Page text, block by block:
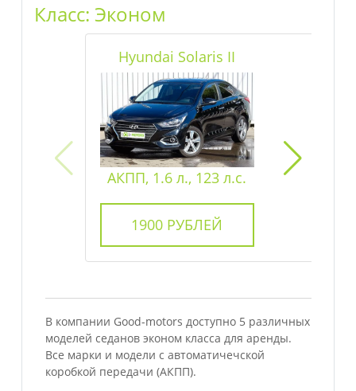
Класс: Эконом
Hyundai Solaris II
АКПП, 1.6 л., 123 л.с.
1900 РУБЛЕЙ
В компании Good-motors доступно 5 различных
моделей седанов эконом класса для аренды.
Все марки и модели с автоматичечской
коробкой передачи (АКПП).